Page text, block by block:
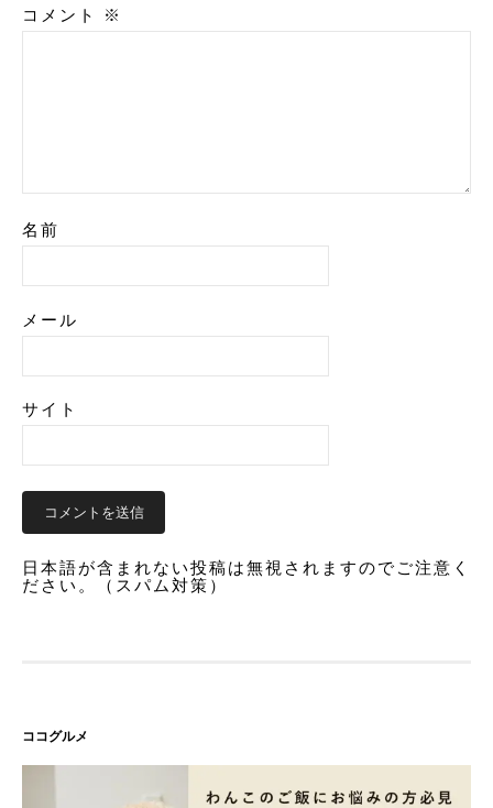
コメント ※
名前
メール
サイト
日本語が含まれない投稿は無視されますのでご注意く
ださい。（スパム対策）
ココグルメ